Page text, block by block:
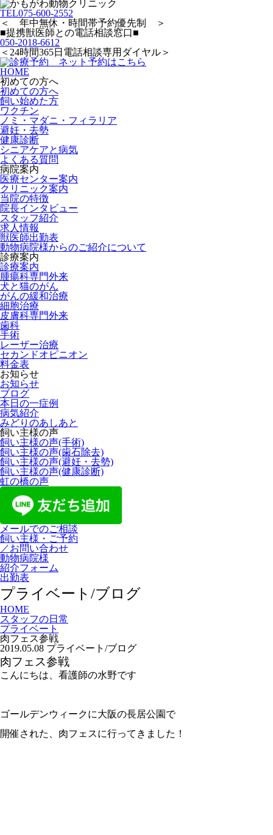
TEL075-600-2552
＜ 年中無休・時間帯予約優先制 ＞
■提携獣医師との電話相談窓口■
050-2018-6612
＜24時間365日電話相談専用ダイヤル＞
HOME
初めての方へ
初めての方へ
飼い始めた方
ワクチン
ノミ・マダニ・フィラリア
避妊・去勢
健康診断
シニアケアと病気
よくある質問
病院案内
医療センター案内
クリニック案内
当院の特徴
院長インタビュー
スタッフ紹介
求人情報
獣医師出勤表
動物病院様からのご紹介について
診療案内
診療案内
腫瘍科専門外来
犬と猫のがん
がんの緩和治療
細胞治療
皮膚科専門外来
歯科
手術
レーザー治療
セカンドオピニオン
料金表
お知らせ
お知らせ
ブログ
本日の一症例
病気紹介
みどりのあしあと
飼い主様の声
飼い主様の声(手術)
飼い主様の声(歯石除去)
飼い主様の声(避妊・去勢)
飼い主様の声(健康診断)
虹の橋の声
メールでのご相談
飼い主様・ご予約
／お問い合わせ
動物病院様
紹介フォーム
出勤表
プライベート/ブログ
HOME
スタッフの日常
プライベート
肉フェス参戦
2019.05.08 プライベート/ブログ
肉フェス参戦
こんにちは、看護師の水野です
ゴールデンウィークに大阪の長居公園で
開催された、肉フェスに行ってきました！